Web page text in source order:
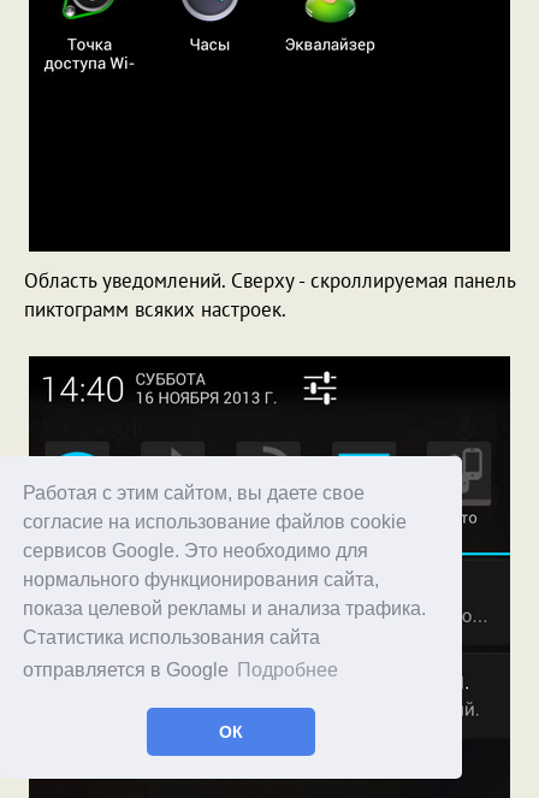
Работая с этим сайтом, вы даете свое
согласие на использование файлов cookie
сервисов Google. Это необходимо для
нормального функционирования сайта,
показа целевой рекламы и анализа трафика.
Статистика использования сайта
отправляется в Google
Подробнее
ОК
Область уведомлений. Сверху - скроллируемая панель
пиктограмм всяких настроек.